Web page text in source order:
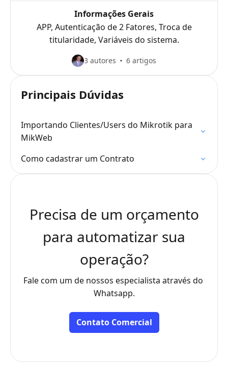
Informações Gerais
APP, Autenticação de 2 Fatores, Troca de
titularidade, Variáveis do sistema.
3 autores 6 artigos
Principais Dúvidas
Importando Clientes/Users do Mikrotik para
MikWeb
Como cadastrar um Contrato
Precisa de um orçamento
para automatizar sua
operação?
Fale com um de nossos especialista através do
Whatsapp.
Contato Comercial